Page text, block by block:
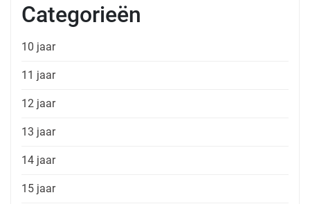
Categorieën
10 jaar
11 jaar
12 jaar
13 jaar
14 jaar
15 jaar